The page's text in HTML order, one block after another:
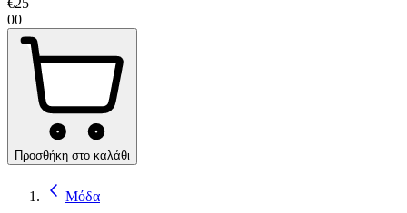
00
Προσθήκη στο καλάθι
Μόδα